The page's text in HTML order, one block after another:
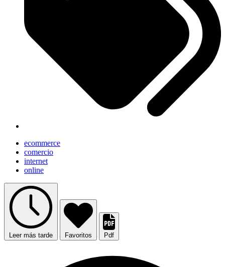
ecommerce
comercio
internet
online
Leer más tarde Favoritos Pdf